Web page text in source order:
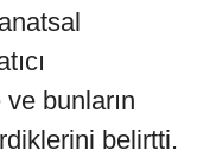
bunların
belirtti.